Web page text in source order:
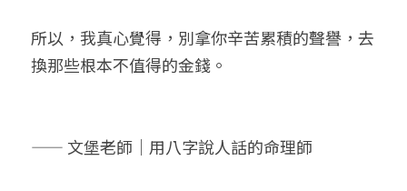
所以，我真心覺得，別拿你辛苦累積的聲譽，去
換那些根本不值得的金錢。
—— 文堡老師｜用八字說人話的命理師